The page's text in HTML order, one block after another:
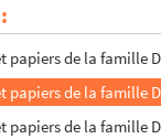
papiers de la famille
papiers de la famille
papiers de la famille
papiers de la famille